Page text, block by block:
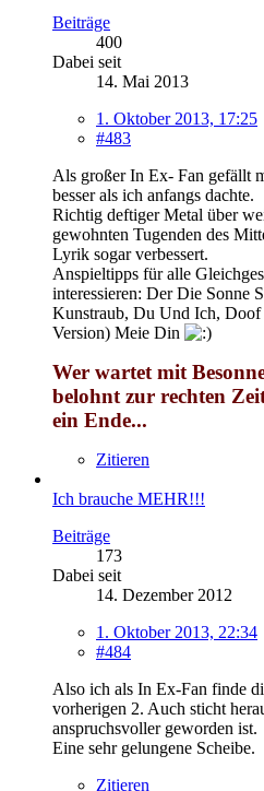
Beiträge
400
Dabei seit
14. Mai 2013
1. Oktober 2013, 17:25
#483
Als großer In Ex- Fan gefällt
besser als ich anfangs dachte.
Richtig deftiger Metal über
gewohnten Tugenden des
Lyrik sogar verbessert.
Anspieltipps für alle
interessieren: Der Die Sonne
Kunstraub, Du Und Ich,
Version) Meie Din
Wer wartet mit
belohnt zur rechten
ein Ende...
Zitieren
Ich brauche MEHR!!!
Beiträge
173
Dabei seit
14. Dezember 2012
1. Oktober 2013, 22:34
#484
Also ich als In Ex-Fan finde
vorherigen 2. Auch sticht
anspruchsvoller geworden ist.
Eine sehr gelungene Scheibe.
Zitieren